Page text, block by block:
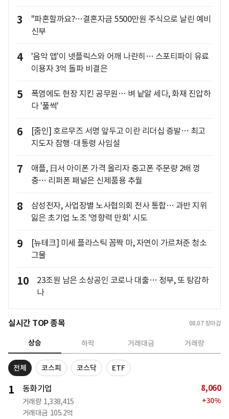
3
"파혼할까요?…결혼자금 5500만원 주식으로 날린 예비
신부
4
'음악 앱'이 넷플릭스와 어깨 나란히… 스포티파이 유료
이용자 3억 돌파 비결은
5
폭염에도 현장 지킨 공무원… 벼 낱알 세다, 화재 진압하
다 '풀썩'
6
[줌인] 호르무즈 서명 앞두고 이란 리더십 증발… 최고
지도자 잠행·대통령 사임설
7
애플, 日서 아이폰 가격 올리자 중고폰 주문량 2배 껑
충… 리퍼폰 패널은 신제품용 추월
8
삼성전자, 사업장별 노사협의회 전사 통합… 과반 지위
잃은 초기업 노조 '영향력 만회' 시도
9
[뉴테크] 미세 플라스틱 꼼짝 마, 자연이 가르쳐준 청소
그물
10
23조원 남은 소상공인 코로나 대출… 정부, 또 탕감하
나
실시간 TOP 종목 08.07 장마감
상승 하락 거래대금 거래량
전체 코스피 코스닥 ETF
1 동화기업
거래량 1,338,415
거래대금 105.2억
8,060
+30%